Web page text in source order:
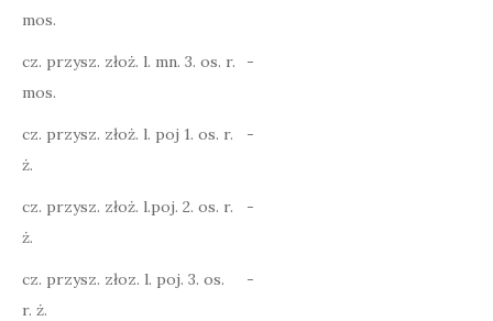
mos.
cz. przysz. złoż. l. mn. 3. os. r.
mos.
-
cz. przysz. złoż. l. poj 1. os. r.
ż.
-
cz. przysz. złoż. l.poj. 2. os. r.
ż.
-
cz. przysz. złoz. l. poj. 3. os.
r. ż.
-